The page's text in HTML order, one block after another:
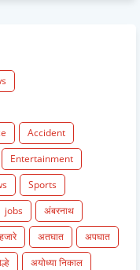
Accident
Entertainment
Sports
jobs
अंबरनाथ
अतघात
अपघात
अयोध्या निकाल